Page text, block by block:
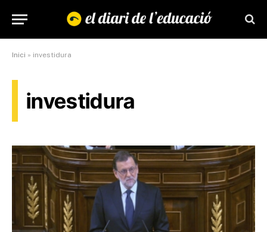
Inici » investidura
investidura